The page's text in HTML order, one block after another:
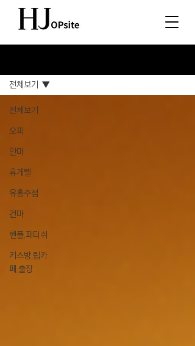
전체보기
오피
안마
휴게텔
유흥주점
건마
핸플,패티쉬
키스방,립카
페,출장
전체보기